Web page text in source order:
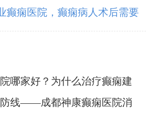
癫痫医院，癫痫病人术后需要
哪家好？为什么治疗癫痫建
线——成都神康癫痫医院消